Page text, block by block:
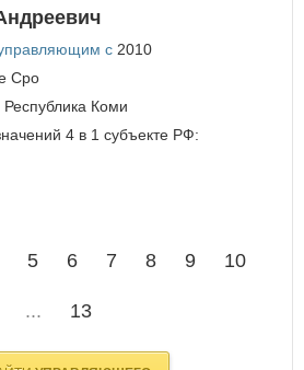
с 2010
Сро
Республика Коми
4 в 1 субъекте РФ:
5 6 7 8 9 10
... 13